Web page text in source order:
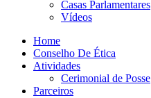
Casas Parlamentares
Vídeos
Home
Conselho De Ética
Atividades
Cerimonial de Posse
Parceiros